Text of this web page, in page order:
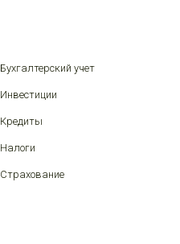
Бухгалтерский учет
Инвестиции
Кредиты
Налоги
Страхование